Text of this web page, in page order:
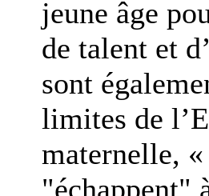
jeune âge
de talent et
sont
limites de
maternelle,
"échappent"